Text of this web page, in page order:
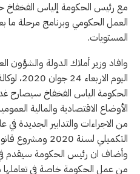
مع رئيس الحكومة إلياس الفخفاخ
العمل الحكومي وبرنامج مرحلة ما
المستويات.
وافاد وزير أملاك الدولة والشؤون
اليوم
الحكومة الياس الفخفاخ سيصارح
الأوضاع الاقتصادية والمالية
من الاجراءات والتدابير الجديدة في
التكميلي لسنة 2020 ومشروع قانون المالية للعام المقبل.
من عمل الحكومة خاصة في